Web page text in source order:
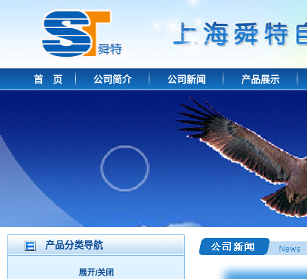
首 页 公司简介 公司新闻 产品展示
产品分类导航
展开/关闭